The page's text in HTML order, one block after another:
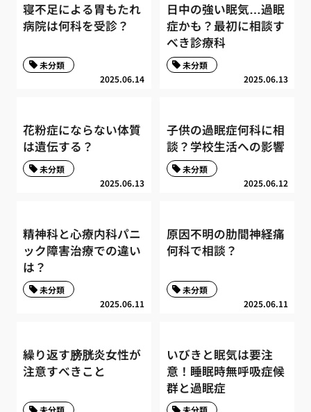
寝不足による胃もたれ
病院は何科を受診？
2025.06.14
未分類
日中の強い眠気…過眠
症かも？最初に相談す
べき診療科
2025.06.13
未分類
花粉症にならない体質
は遺伝する？
2025.06.13
未分類
子供の過眠症何科に相
談？学校生活への影響
2025.06.12
未分類
精神科と心療内科パニ
ック障害治療での違い
は？
2025.06.11
未分類
原因不明の肋間神経痛
何科で相談？
2025.06.11
未分類
繰り返す膀胱炎女性が
注意すべきこと
いびきと眠気は要注
意！睡眠時無呼吸症候
群と過眠症